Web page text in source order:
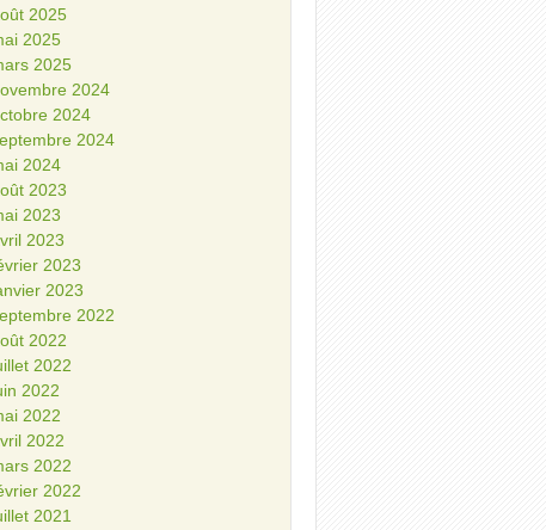
2025
2025
2025
2024
2024
2024
2024
2023
2023
2023
2023
2023
2022
2022
2022
2022
2022
2022
2022
2022
2021